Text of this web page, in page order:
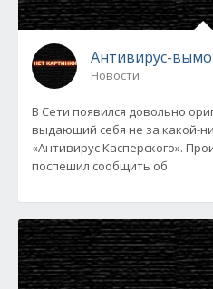
Антивирус-
Новости
В Сети появился довольно
выдающий себя не за какой-
«Антивирус Касперского».
поспешил сообщить об